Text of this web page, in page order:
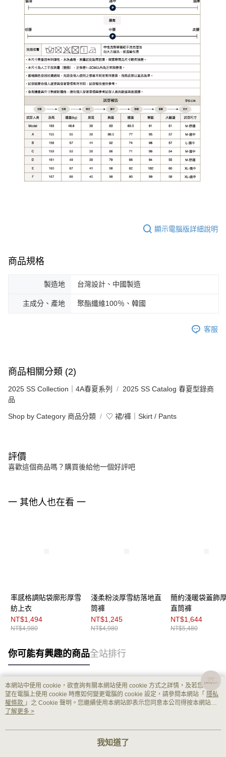
顯示電腦版詳細說明
商品規格
製造地 台灣設計、中國製造
主成分、產地 聚酯纖維100％、韓國
客服
商品相關分類 (2)
2025 SS Collection｜4A春夏系列
2025 SS Catalog 春夏型錄商
品
Shop by Category 商品分類 ♡ 裙/褲｜Skirt / Pants
評價
喜歡這個商品嗎？購買後給他一個好評吧
一 其他人也在看 一
率感格調貼袋廓形厚雪
紡上衣
NT$1,494
NT$4,980
淺柔粉淡厚雪紡落地直
筒褲
NT$1,245
NT$4,980
簡約淺暖袋蓋飾
直筒褲
NT$1,644
NT$5,480
你可能有興趣的商品全站排行
熱門標籤
本網站中使用 cookie，欲查詢有關本網站使用 cookie 方式之詳情，及若您不希
望在電腦上使用 cookie 時應如何變更電腦的 cookie 設定，請參閱本網站「 隱私
權條款 」之 Cookie 聲明。您繼續使用本網站即表示您同意本公司得按本網站使
用條款之 Cookie 聲明使用 cookie。
了解更多 >
我知道了